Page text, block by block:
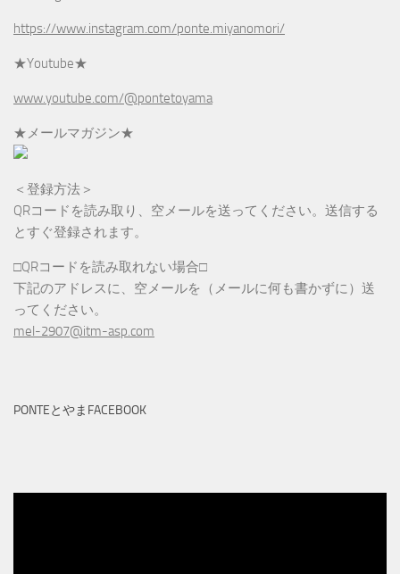
https://www.instagram.com/ponte.miyanomori/
★Youtube★
www.youtube.com/@pontetoyama
★メールマガジン★
＜登録方法＞
QRコードを読み取り、空メールを送ってください。送信する
とすぐ登録されます。
□QRコードを読み取れない場合□
下記のアドレスに、空メールを（メールに何も書かずに）送
ってください。
mel-2907@itm-asp.com
PONTEとやまFACEBOOK